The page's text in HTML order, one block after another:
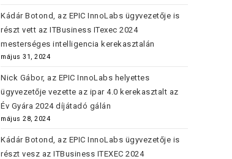
Kádár Botond, az EPIC InnoLabs ügyvezetője is
részt vett az ITBusiness ITexec 2024
mesterséges intelligencia kerekasztalán
május 31, 2024
Nick Gábor, az EPIC InnoLabs helyettes
ügyvezetője vezette az ipar 4.0 kerekasztalt az
Év Gyára 2024 díjátadó gálán
május 28, 2024
Kádár Botond, az EPIC InnoLabs ügyvezetője is
részt vesz az ITBusiness ITEXEC 2024